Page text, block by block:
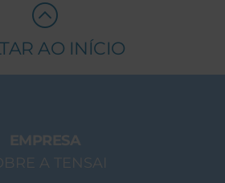
AO INÍCIO
EMPRESA
A TENSAI